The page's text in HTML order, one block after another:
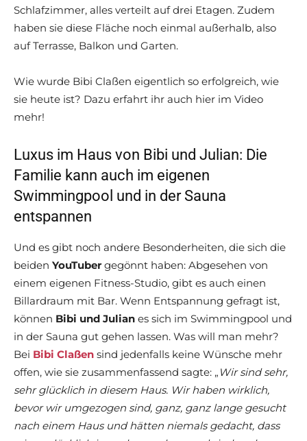
Schlafzimmer, alles verteilt auf drei Etagen. Zudem
haben sie diese Fläche noch einmal außerhalb, also
auf Terrasse, Balkon und Garten.
Wie wurde Bibi Claßen eigentlich so erfolgreich, wie
sie heute ist? Dazu erfahrt ihr auch hier im Video
mehr!
Luxus im Haus von Bibi und Julian: Die
Familie kann auch im eigenen
Swimmingpool und in der Sauna
entspannen
Und es gibt noch andere Besonderheiten, die sich die
beiden YouTuber gegönnt haben: Abgesehen von
einem eigenen Fitness-Studio, gibt es auch einen
Billardraum mit Bar. Wenn Entspannung gefragt ist,
können Bibi und Julian es sich im Swimmingpool und
in der Sauna gut gehen lassen. Was will man mehr?
Bei Bibi Claßen sind jedenfalls keine Wünsche mehr
offen, wie sie zusammenfassend sagte: „ Wir sind sehr,
sehr glücklich in diesem Haus. Wir haben wirklich,
bevor wir umgezogen sind, ganz, ganz lange gesucht
nach einem Haus und hätten niemals gedacht, dass